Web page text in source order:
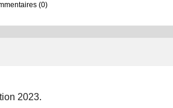
(0)
2023.